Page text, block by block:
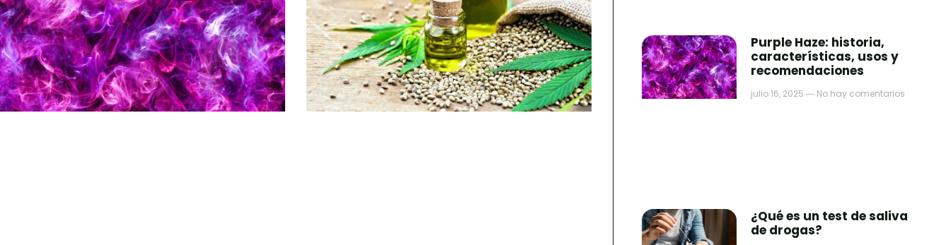
Purple Haze: historia,
características, usos y
recomendaciones
julio 16, 2025 No hay comentarios
¿Qué es un test de saliva
de drogas?